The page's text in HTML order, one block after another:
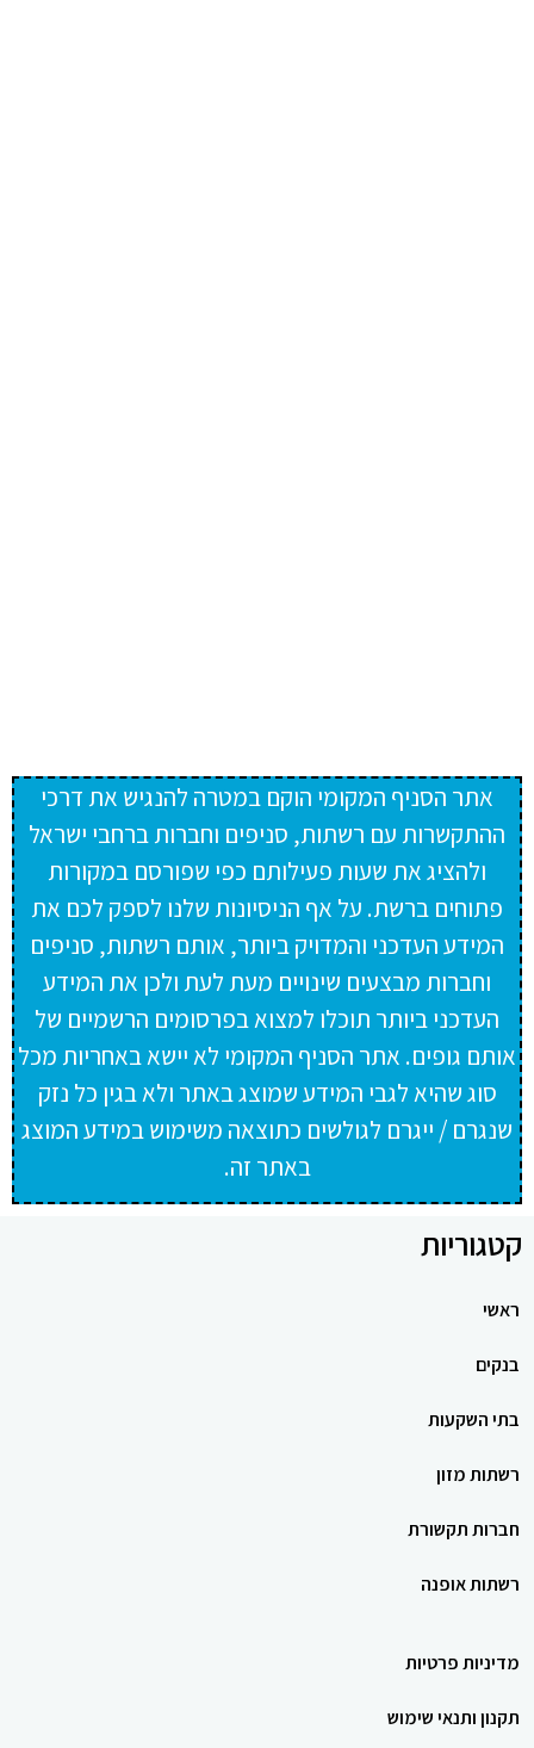
אתר הסניף המקומי הוקם במטרה להנגיש את דרכי
ההתקשרות עם רשתות, סניפים וחברות ברחבי ישראל
ולהציג את שעות פעילותם כפי שפורסם במקורות
פתוחים ברשת. על אף הניסיונות שלנו לספק לכם את
המידע העדכני והמדויק ביותר, אותם רשתות, סניפים
וחברות מבצעים שינויים מעת לעת ולכן את המידע
העדכני ביותר תוכלו למצוא בפרסומים הרשמיים של
אותם גופים. אתר הסניף המקומי לא יישא באחריות מכל
סוג שהיא לגבי המידע שמוצג באתר ולא בגין כל נזק
שנגרם / ייגרם לגולשים כתוצאה משימוש במידע המוצג
באתר זה.
קטגוריות
ראשי
בנקים
בתי השקעות
רשתות מזון
חברות תקשורת
רשתות אופנה
מדיניות פרטיות
תקנון ותנאי שימוש